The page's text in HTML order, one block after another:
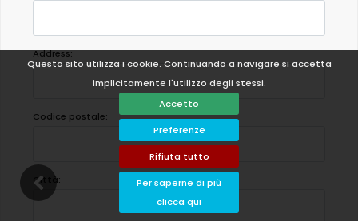
Questo sito utilizza i cookie. Continuando a navigare si accetta
implicitamente l'utilizzo degli stessi.
Accetto
Preferenze
Rifiuta tutto
Per saperne di più
clicca qui
Address:
Codice postale:
Città: